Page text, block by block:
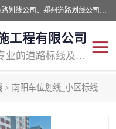
周口中为交通设施工程有限公司是一家洛阳道路划线公司、郑州道路划线公司、平顶山道路车位划线公司、开封车位划线公司、许昌道路车位划线公司、漯河道路车位划线公司，公司始终坚持“诚信、匠心、专注”的宗旨；我们的经营理念是：的服务。
工程有限公司
专注道路标线施工，专业的道路标线及交通设施施工服务商!
> 南阳车位划线_小区标线